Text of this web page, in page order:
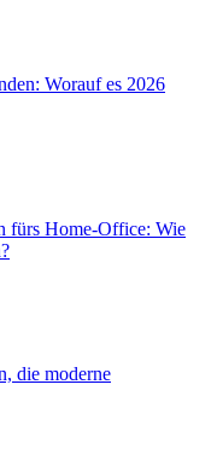
Worauf es 2026
fürs Home-Office: Wie
die moderne